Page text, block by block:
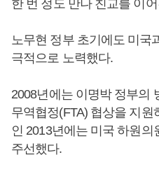
한 번 정도 만나 친교를 이
노무현 정부 초기에도 미국
극적으로 노력했다.
2008년에는 이명박 정부의
무역협정(FTA) 협상을 지원
인 2013년에는 미국 하원
주선했다.